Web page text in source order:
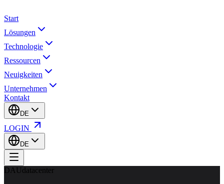
Start
Lösungen
Technologie
Ressourcen
Neuigkeiten
Unternehmen
Kontakt
DE
LOGIN
DE
DAUdatacenter